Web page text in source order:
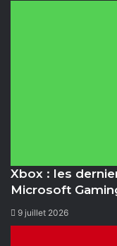
Xbox : les
Microsoft
9 juillet 2026